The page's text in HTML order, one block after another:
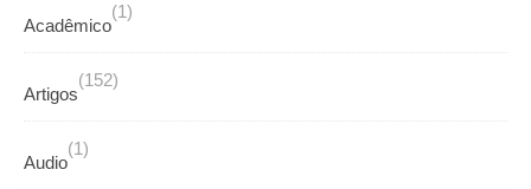
Acadêmico
(1)
Artigos
(152)
Audio
(1)